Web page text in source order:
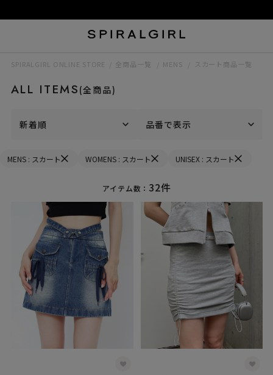
SPIRALGIRL ONLINE STORE 全商品一覧 MENS スカート商品一覧
ALL ITEMS (全商品)
新着順 品番で表示
MENS : スカート WOMENS : スカート UNISEX : スカート
アイテム数： 32件